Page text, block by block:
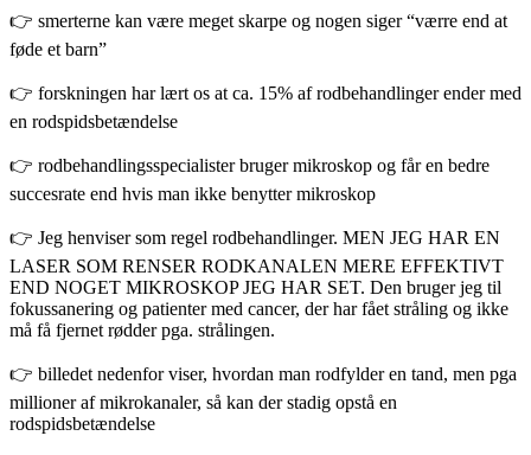
👉 smerterne kan være meget skarpe og nogen siger “værre end at
føde et barn”
👉 forskningen har lært os at ca. 15% af rodbehandlinger ender med
en rodspidsbetændelse
👉 rodbehandlingsspecialister bruger mikroskop og får en bedre
succesrate end hvis man ikke benytter mikroskop
👉 Jeg henviser som regel rodbehandlinger. MEN JEG HAR EN
LASER SOM RENSER RODKANALEN MERE EFFEKTIVT
END NOGET MIKROSKOP JEG HAR SET. Den bruger jeg til
fokussanering og patienter med cancer, der har fået stråling og ikke
må få fjernet rødder pga. strålingen.
👉 billedet nedenfor viser, hvordan man rodfylder en tand, men pga
millioner af mikrokanaler, så kan der stadig opstå en
rodspidsbetændelse